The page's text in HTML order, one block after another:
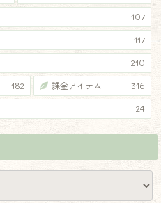
107
117
210
182 課金アイテム 316
24